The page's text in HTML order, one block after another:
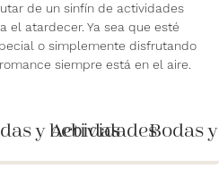
de un sinfín de actividades
el atardecer. Ya sea que esté
o simplemente disfrutando
siempre está en el aire.
y bebidas
ActividadesBodas